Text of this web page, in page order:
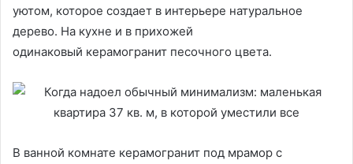
уютом, которое создает в интерьере натуральное
дерево. На кухне и в прихожей
одинаковый керамогранит песочного цвета.
В ванной комнате керамогранит под мрамор с